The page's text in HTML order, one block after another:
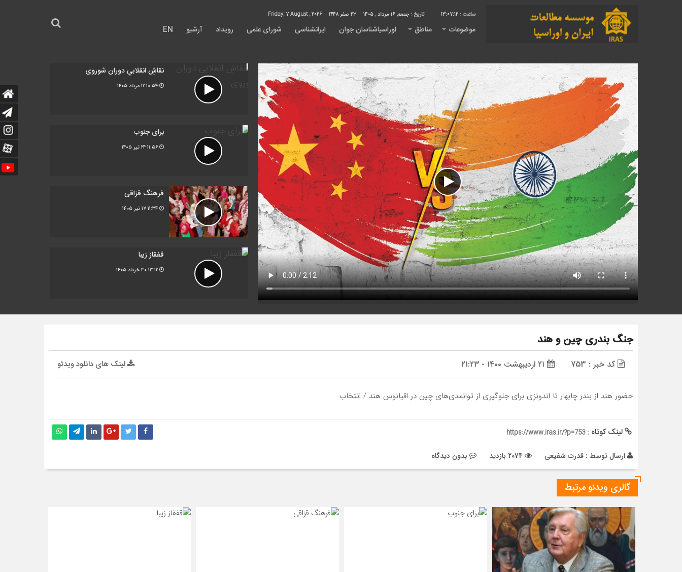
13:07:12 تاریخ : جمعه, ۱۶ مرداد , ۱۴۰۵ 23 صفر 1448
موضوعات مناطق اوراسیاشناسان جوان ایرانشناسی شورای علمی رویداد آرشیو EN
نقاشِ انقلابیِ دوران شوروی
۱۰:۵۴ ۱۲ مرداد ۱۴۰۵
برای جنوب
۱۱:۵۶ ۲۴ تیر ۱۴۰۵
فرهنگ قزاقی
۱۱:۳۴ ۱۷ تیر ۱۴۰۵
قفقاز زیبا
۱۳:۱۲ ۳۰ خرداد ۱۴۰۵
جنگ بندری چین و هند
کد خبر : 753 لینک های دانلود ویدئو
حضور هند از بندر چابهار تا اندونزی برای جلوگیری از توانمدی‌های چین در اقیانوس هند / انتخاب
لینک کوتاه :https://www.iras.ir/?p=753
ارسال توسط : قدرت شفیعی بدون دیدگاه
گالری ویدئو مرتبط